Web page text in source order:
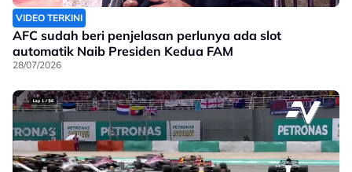
VIDEO TERKINI
AFC sudah beri penjelasan perlunya ada slot
automatik Naib Presiden Kedua FAM
28/07/2026